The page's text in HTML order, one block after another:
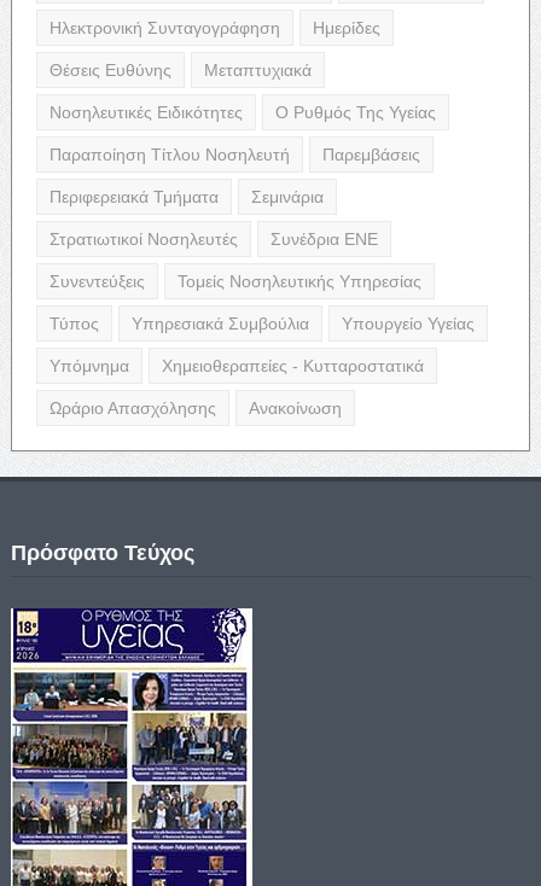
Ηλεκτρονική Συνταγογράφηση Ημερίδες
Θέσεις Ευθύνης Μεταπτυχιακά
Νοσηλευτικές Ειδικότητες Ο Ρυθμός Της Υγείας
Παραποίηση Τίτλου Νοσηλευτή Παρεμβάσεις
Περιφερειακά Τμήματα Σεμινάρια
Στρατιωτικοί Νοσηλευτές Συνέδρια ΕΝΕ
Συνεντεύξεις Τομείς Νοσηλευτικής Υπηρεσίας
Τύπος Υπηρεσιακά Συμβούλια Υπουργείο Υγείας
Υπόμνημα Χημειοθεραπείες - Κυτταροστατικά
Ωράριο Απασχόλησης Ανακοίνωση
Πρόσφατο Τεύχος